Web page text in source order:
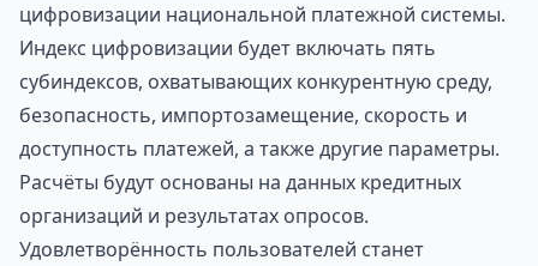
цифровизации национальной платежной системы.
Индекс цифровизации будет включать пять
субиндексов, охватывающих конкурентную среду,
безопасность, импортозамещение, скорость и
доступность платежей, а также другие параметры.
Расчёты будут основаны на данных кредитных
организаций и результатах опросов.
Удовлетворённость пользователей станет